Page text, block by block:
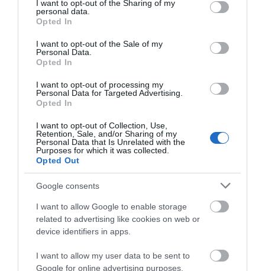
not limited to your visit or usage behaviour. You may click to
grant or deny consent to Google and its third-party tags to
use your data for below specified purposes in below Google
consent section.
I want to opt-out of the Sharing of my
personal data.
Opted In
I want to opt-out of the Sale of my
Personal Data.
Opted In
I want to opt-out of processing my
Personal Data for Targeted Advertising.
Opted In
I want to opt-out of Collection, Use,
Retention, Sale, and/or Sharing of my
Personal Data that Is Unrelated with the
Purposes for which it was collected.
Opted Out
Google consents
I want to allow Google to enable storage
related to advertising like cookies on web or
device identifiers in apps.
I want to allow my user data to be sent to
Google for online advertising purposes.
Ο καιρός αλλάζει πρόσωπο:
Έρχονται 40άρια μαζί με
θυελλώδη μελτέμια
07.08.2026 | 22:20
χρόνια μετά τη μεγάλη
καταστροφή του 2021
07.08.2026 | 22:00
Νέο τροχαίο με υλικές ζημιές
07.08.2026 | 21:40
διαδικτυακής απάτης – Πλήρωσε
για τρακτέρ που δεν παρέλαβε
07.08.2026 | 21:20
Τραγωδία στην Εύβοια: Άνδρας